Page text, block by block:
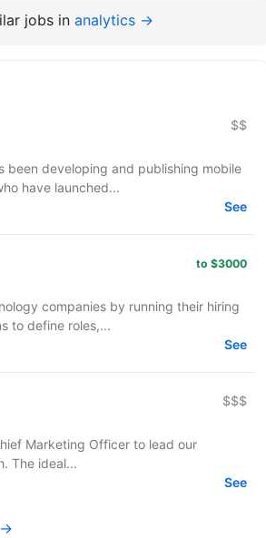
jobs in analytics →
$$
been developing and publishing mobile
have launched...
See
to $3000
companies by running their hiring
to define roles,...
See
$$$
Marketing Officer to lead our
The ideal...
See
→